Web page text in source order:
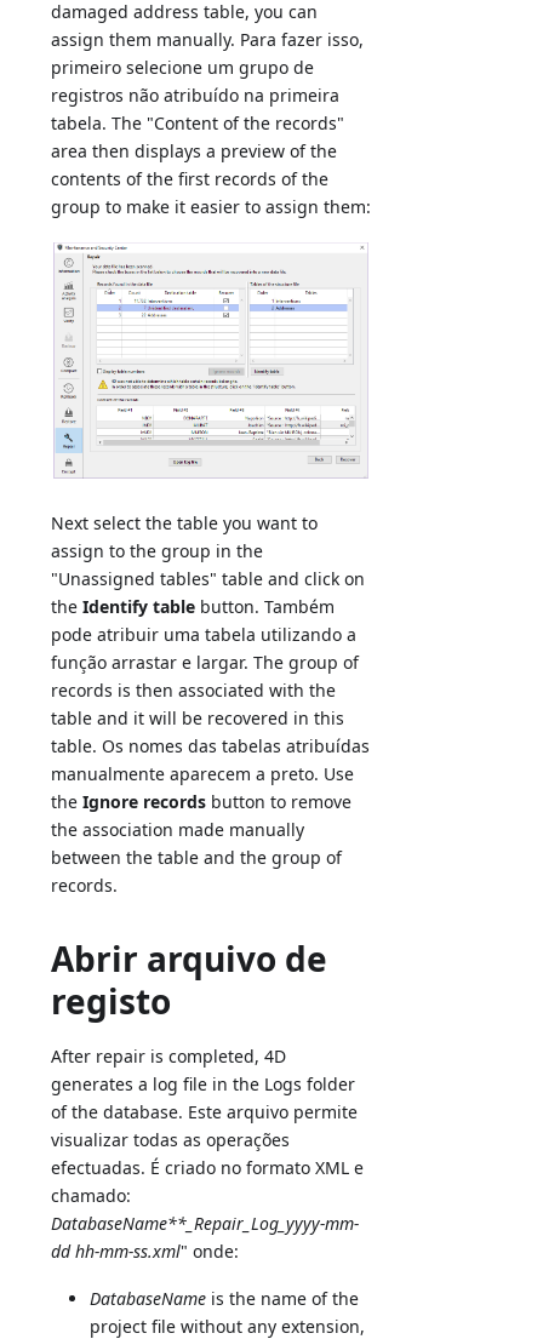
damaged address table, you can
assign them manually. Para fazer isso,
primeiro selecione um grupo de
registros não atribuído na primeira
tabela. The "Content of the records"
area then displays a preview of the
contents of the first records of the
group to make it easier to assign them:
Next select the table you want to
assign to the group in the
"Unassigned tables" table and click on
theIdentify table button. Também
pode atribuir uma tabela utilizando a
função arrastar e largar. The group of
records is then associated with the
table and it will be recovered in this
table. Os nomes das tabelas atribuídas
manualmente aparecem a preto. Use
theIgnore records button to remove
the association made manually
between the table and the group of
records.
Abrir arquivo de
registo
After repair is completed, 4D
generates a log file in the Logs folder
of the database. Este arquivo permite
visualizar todas as operações
efectuadas. É criado no formato XML e
chamado:
DatabaseName**_Repair_Log_yyyy-mm-
dd hh-mm-ss.xml" onde:
DatabaseName is the name of the
project file without any extension,